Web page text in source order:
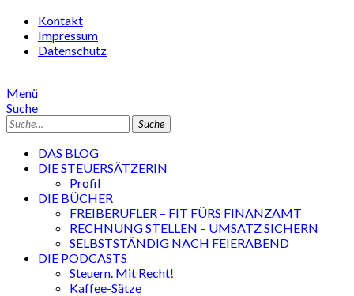
Kontakt
Impressum
Datenschutz
Menü
Suche
Suche
DAS BLOG
DIE STEUERSÄTZERIN
Profil
DIE BÜCHER
FREIBERUFLER – FIT FÜRS FINANZAMT
RECHNUNG STELLEN – UMSATZ SICHERN
SELBSTSTÄNDIG NACH FEIERABEND
DIE PODCASTS
Steuern. Mit Recht!
Kaffee-Sätze